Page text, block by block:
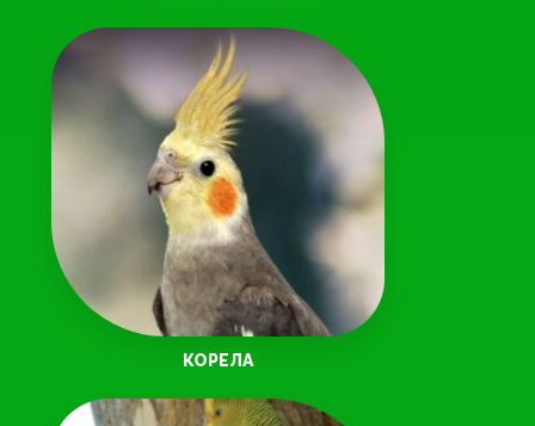
КОРЕЛА